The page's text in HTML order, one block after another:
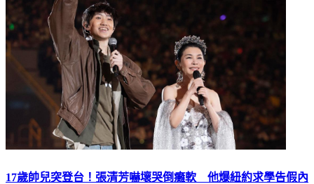
17歲帥兒突登台！張清芳嚇壞哭倒癱軟 他爆紐約求學告假內